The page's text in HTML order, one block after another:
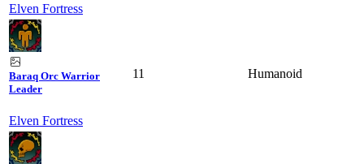
Elven Fortress
Baraq Orc Warrior
Leader
Elven Fortress
11 Humanoid